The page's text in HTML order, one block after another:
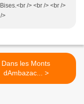
/> <br /> <br />
>
Dans les Monts
dAmbazac... >